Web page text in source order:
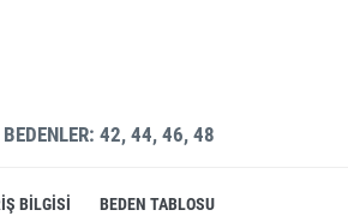
BEDENLER: 42, 44, 46, 48
BILGISI BEDEN TABLOSU